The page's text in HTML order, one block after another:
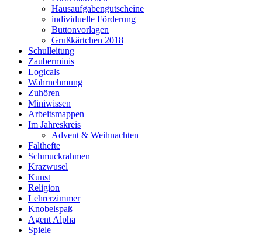
Hausaufgabengutscheine
individuelle Förderung
Buttonvorlagen
Grußkärtchen 2018
Schulleitung
Zauberminis
Logicals
Wahrnehmung
Zuhören
Miniwissen
Arbeitsmappen
Im Jahreskreis
Advent & Weihnachten
Falthefte
Schmuckrahmen
Krazwusel
Kunst
Religion
Lehrerzimmer
Knobelspaß
Agent Alpha
Spiele